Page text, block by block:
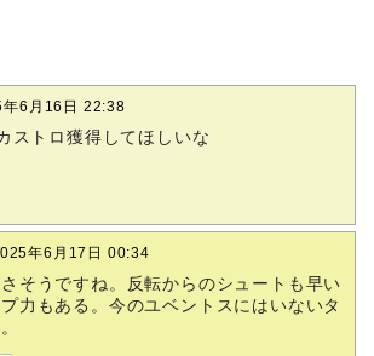
6月16日 22:38
ストロ獲得してほしいな
年6月17日 00:34
そうですね。反転からのシュートも早い
力もある。今のユベントスにはいないタ